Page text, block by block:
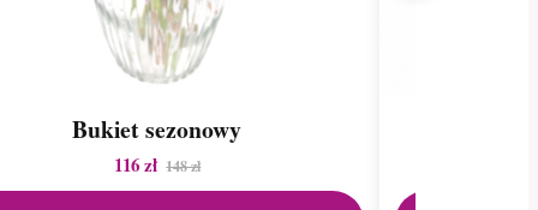
Bukiet sezonowy
116 zł 148 zł